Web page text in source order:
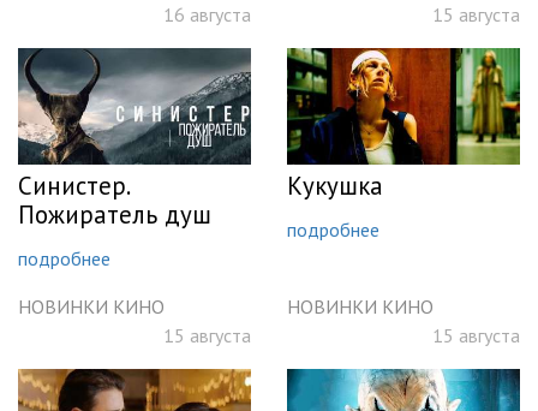
16 августа
Синистер.
Пожиратель душ
подробнее
15 августа
Кукушка
подробнее
НОВИНКИ КИНО
15 августа
НОВИНКИ КИНО
15 августа